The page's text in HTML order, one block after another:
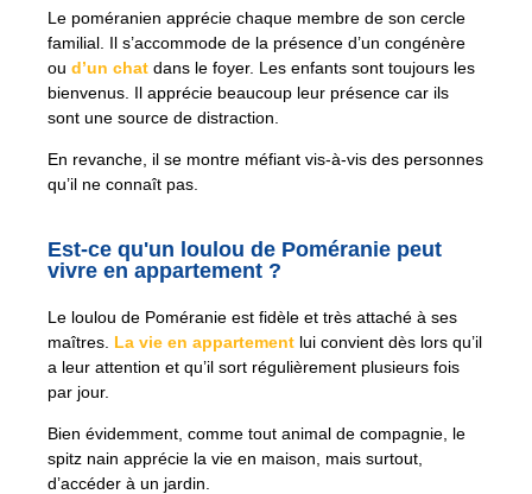
Le poméranien apprécie chaque membre de son cercle
familial. Il s’accommode de la présence d’un congénère
ou d’un chat dans le foyer. Les enfants sont toujours les
bienvenus. Il apprécie beaucoup leur présence car ils
sont une source de distraction.
En revanche, il se montre méfiant vis-à-vis des personnes
qu’il ne connaît pas.
Est-ce qu'un loulou de Poméranie peut
vivre en appartement ?
Le loulou de Poméranie est fidèle et très attaché à ses
maîtres. La vie en appartement lui convient dès lors qu’il
a leur attention et qu’il sort régulièrement plusieurs fois
par jour.
Bien évidemment, comme tout animal de compagnie, le
spitz nain apprécie la vie en maison, mais surtout,
d’accéder à un jardin.